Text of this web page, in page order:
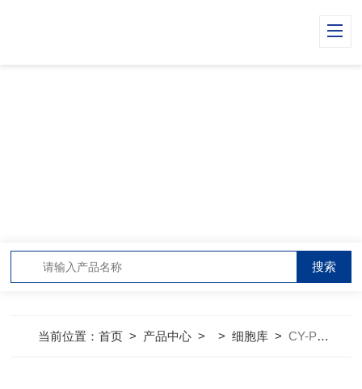
当前位置：首页 > 产品中心 > >细胞库 >CY-PC-RB0110兔真皮毛乳头细胞